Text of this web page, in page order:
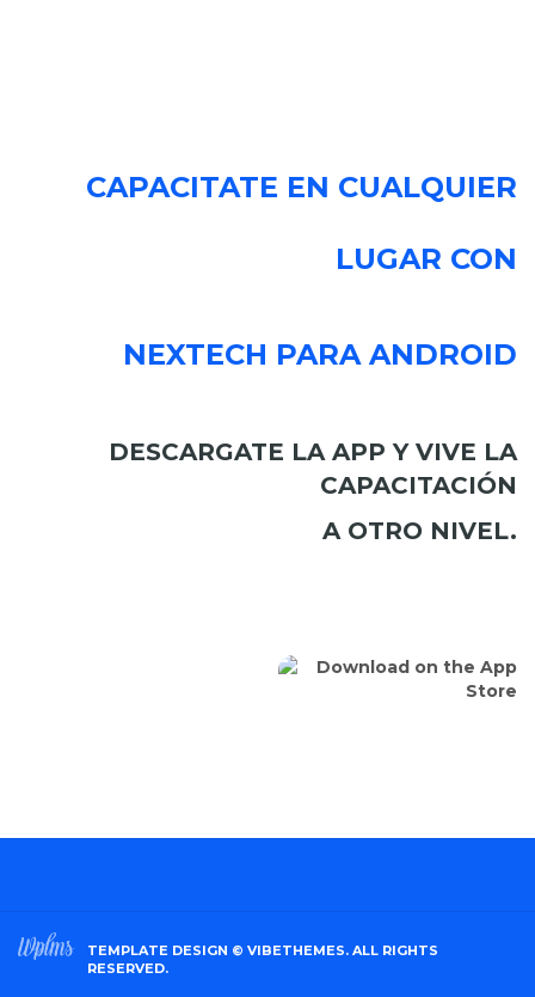
CAPACITATE EN CUALQUIER
LUGAR CON
NEXTECH PARA ANDROID
DESCARGATE LA APP Y VIVE LA
CAPACITACIÓN
A OTRO NIVEL.
TEMPLATE DESIGN © VIBETHEMES. ALL RIGHTS
RESERVED.